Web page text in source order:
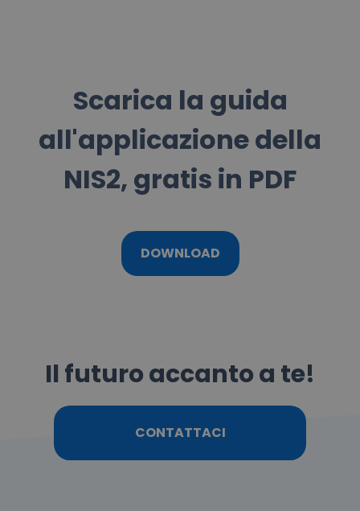
Scarica la guida
all'applicazione della
NIS2, gratis in PDF
DOWNLOAD
Il futuro accanto a te!
CONTATTACI